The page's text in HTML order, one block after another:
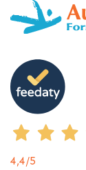
4,4/5